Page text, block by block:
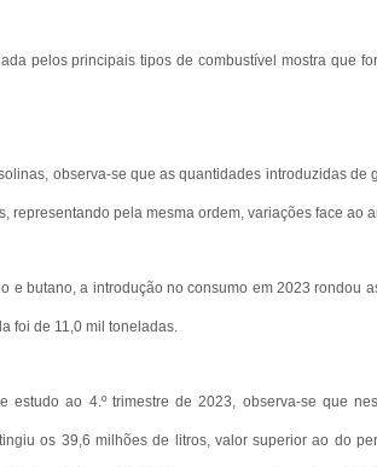
pelos principais tipos de combustível mostra que
observa-se que as quantidades introduzidas
representando pela mesma ordem, variações face ao
e butano, a introdução no consumo em 2023 rondou
foi de 11,0 mil toneladas.
estudo ao 4.º trimestre de 2023, observa-se que
os 39,6 milhões de litros, valor superior ao do